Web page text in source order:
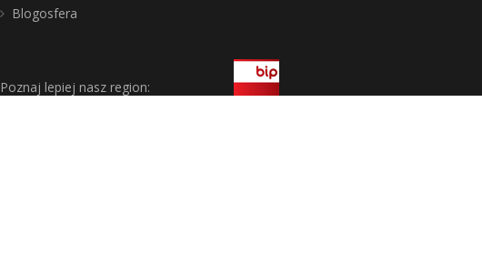
Blogosfera
Poznaj lepiej nasz region: